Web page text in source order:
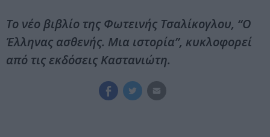
Το νέο βιβλίο της Φωτεινής Τσαλίκογλου, “Ο
Έλληνας ασθενής. Μια ιστορία”, κυκλοφορεί
από τις εκδόσεις Καστανιώτη.